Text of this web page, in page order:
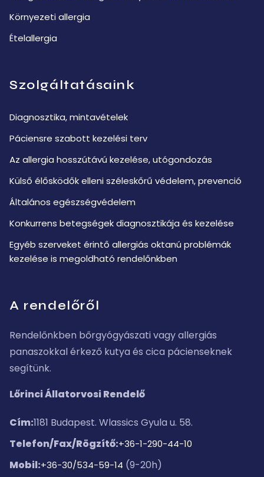
Környezeti allergia
Ételallergia
Szolgáltatásaink
Diagnosztika, mintavételek
Páciensre szabott kezelési terv
Az allergia hosszútávú kezelése, utógondozás
Külső élősködők elleni széleskőrű védelem, prevenció
Általános egészségvédelem
Konkurrens betegségek diagnosztikája és kezelése
Egyéb szerveket érintő allergiás oktanú problémák
kezelése is megoldható rendelőnkben
A rendelőről
Rendelőnkben bőrgyógyászati vagy allergiás
panaszokkal érkező kutya és cica pácienseknek
segítünk.
Lőrinci Állatorvosi Rendelő
Cím:1181 Budapest. Wlassics Gyula u. 58.
Telefon/Fax/Rögzítő:+36-1-290-44-10
Mobil:+36-30/534-59-14 (9-20h)